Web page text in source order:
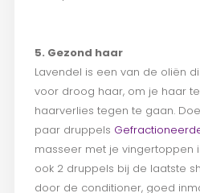
5. Gezond haar
Lavendel is een van de oliën
voor droog haar, om je haar
haarverlies tegen te gaan.
paar druppels
masseer met je vingertoppen
ook 2 druppels bij de laatste
door de conditioner, goed